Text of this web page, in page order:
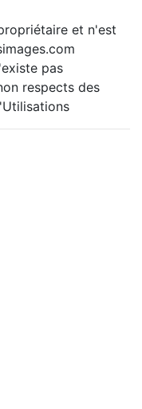
et n'est
pas
respects des